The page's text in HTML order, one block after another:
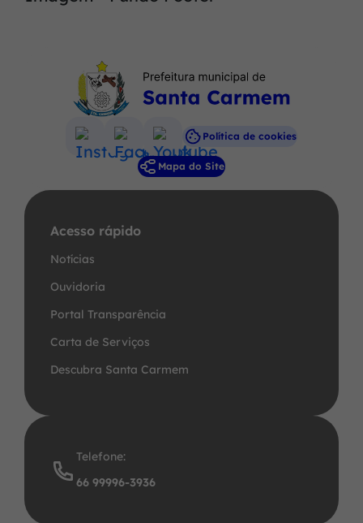
Acessar
Rede
Social
Instagram
Acessar
Rede
Social
Acessar
a
Rede
Política de cookies
Mapa do Site
Acesso rápido
Notícias
Ouvidoria
Portal Transparência
Carta de Serviços
Descubra Santa Carmem
Telefone:
66 99996-3936